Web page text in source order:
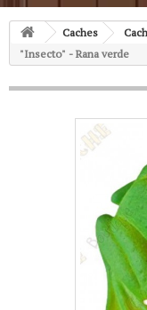
Caches
"Insecto" - Rana verde